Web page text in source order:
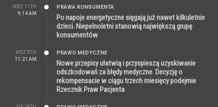
WRZ 11TH
9:14 AM
PRAWA KONSUMENTA
Po napoje energetyczne sięgają już nawet kilkuletnie
dzieci. Niepełnoletni stanowią największą grupę
konsumentów
WRZ 8TH
11:21 AM
PRAWO MEDYCZNE
Nowe przepisy ułatwią i przyspieszą uzyskiwanie
odszkodowań za błędy medyczne. Decyzję o
rekompensacie w ciągu trzech miesięcy podejmie
Rzecznik Praw Pacjenta